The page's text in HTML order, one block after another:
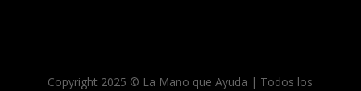
Copyright 2025 © La Mano que Ayuda | Todos los